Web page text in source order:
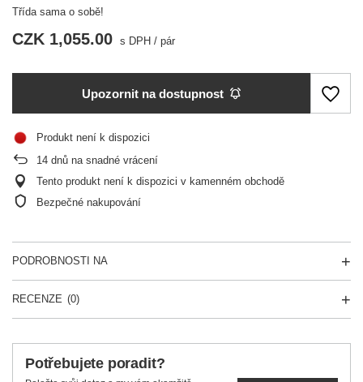
Třída sama o sobě!
CZK 1,055.00 s DPH / pár
Upozornit na dostupnost
Produkt není k dispozici
14 dnů na snadné vrácení
Tento produkt není k dispozici v kamenném obchodě
Bezpečné nakupování
PODROBNOSTI NA
RECENZE (0)
Potřebujete poradit?